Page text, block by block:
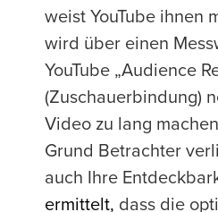
weist YouTube ihnen
wird über einen
YouTube „Audience
(Zuschauerbindung)
Video zu lang
Grund Betrachter
auch Ihre
ermittelt, dass die